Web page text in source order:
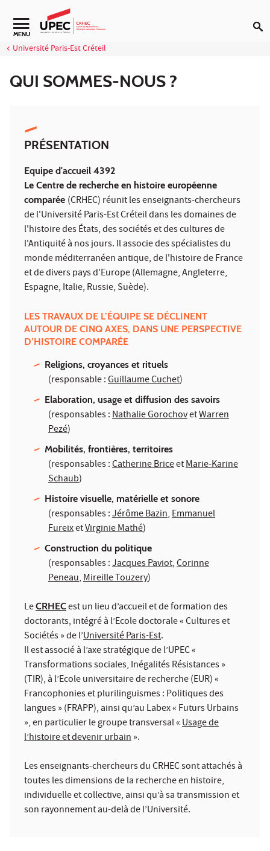
Aller au contenu
Navigation secondaire
MENU
Université Paris-Est Créteil
QUI SOMMES-NOUS ?
PRÉSENTATION
Equipe d'accueil 4392
Le Centre de recherche en histoire européenne
comparée (CRHEC) réunit les enseignants-chercheurs
de l'Université Paris-Est Créteil dans les domaines de
l'histoire des États, des sociétés et des cultures de
l'Antiquité à nos jours. Il associe des spécialistes du
monde méditerranéen antique, de l'histoire de France
et de divers pays d'Europe (Allemagne, Angleterre,
Espagne, Italie, Russie, Suède).
LES TRAVAUX DE L’ÉQUIPE SE DÉCLINENT
AUTOUR DE CINQ AXES, DANS UNE PERSPECTIVE
D’HISTOIRE COMPARÉE
Religions, croyances et rituels
(responsable :Guillaume Cuchet)
Elaboration, usage et diffusion des savoirs
(responsables :Nathalie GorochovetWarren
Pezé)
Mobilités, frontières, territoires
(responsables :Catherine BriceetMarie-Karine
Schaub)
Histoire visuelle, matérielle et sonore
(responsables :Jérôme Bazin,Emmanuel
FureixetVirginie Mathé)
Construction du politique
(responsables :Jacques Paviot,Corinne
Peneau,Mireille Touzery)
LeCRHECest un lieu d’accueil et de formation des
doctorants, intégré à l’Ecole doctorale « Cultures et
Sociétés » de l’Université Paris-Est.
Il est associé à l’axe stratégique de l’UPEC «
Transformations sociales, Inégalités Résistances »
(TIR), à l’Ecole universitaire de recherche (EUR) «
Francophonies et plurilinguismes : Politiques des
langues » (FRAPP), ainsi qu’au Labex « Futurs Urbains
», en particulier le groupe transversal «Usage de
l’histoire et devenir urbain».
Les enseignants-chercheurs du CRHEC sont attachés à
toutes les dimensions de la recherche en histoire,
individuelle et collective, ainsi qu’à sa transmission et
son rayonnement au-delà de l’Université.